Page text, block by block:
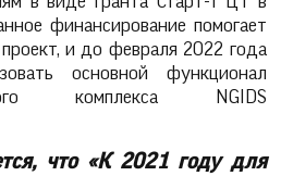
финансирование помогает
и до февраля 2022 года
основной функционал
комплекса NGIDS
что «К 2021 году для